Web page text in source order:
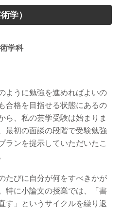
学）
学科
ように勉強を進めればよいの
合格を目指せる状態にあるの
ら、私の芸学受験は始まりま
最初の面談の段階で受験勉強
ランを提示していただいたこ
たびに自分が何をすべきかが
特に小論文の授業では、「書
」というサイクルを繰り返